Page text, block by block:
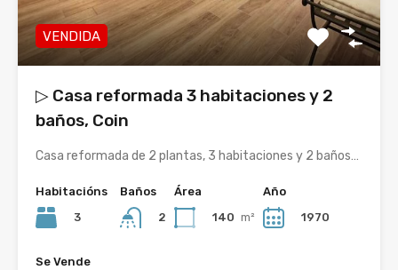
VENDIDA
▷ Casa reformada 3 habitaciones y 2
baños, Coin
Casa reformada de 2 plantas, 3 habitaciones y 2 baños…
Habitacións
3
Baños
2
Área
140 m²
Año
1970
Se Vende